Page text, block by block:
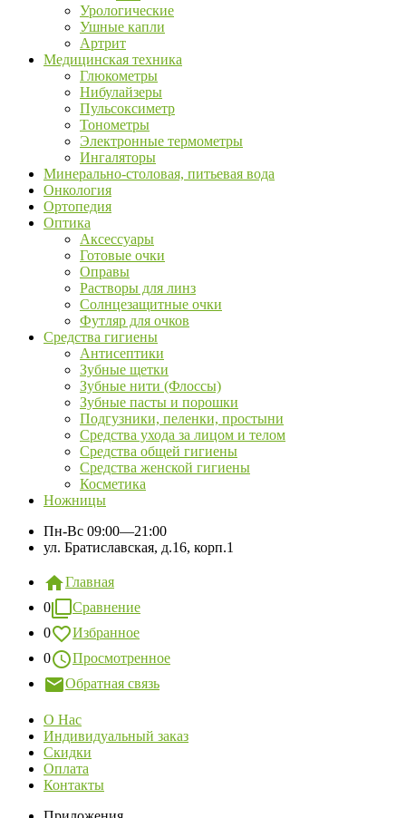
Урологические
Ушные капли
Артрит
Медицинская техника
Глюкометры
Нибулайзеры
Пульсоксиметр
Тонометры
Электронные термометры
Ингаляторы
Минерально-столовая, питьевая вода
Онкология
Ортопедия
Оптика
Аксессуары
Готовые очки
Оправы
Растворы для линз
Солнцезащитные очки
Футляр для очков
Средства гигиены
Антисептики
Зубные щетки
Зубные нити (Флоссы)
Зубные пасты и порошки
Подгузники, пеленки, простыни
Средства ухода за лицом и телом
Средства общей гигиены
Средства женской гигиены
Косметика
Ножницы
Пн-Вс 09:00—21:00
ул. Братиславская, д.16, корп.1
Главная
0
Сравнение
0
Избранное
0
Просмотренное
Обратная связь
О Нас
Индивидуальный заказ
Скидки
Оплата
Контакты